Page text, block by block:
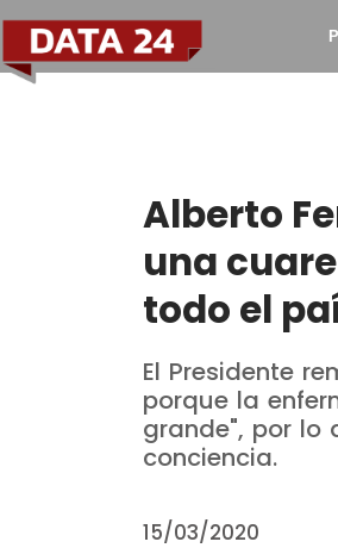
Alberto
una
todo el
El Presidente
porque la
grande", por
conciencia.
15/03/2020